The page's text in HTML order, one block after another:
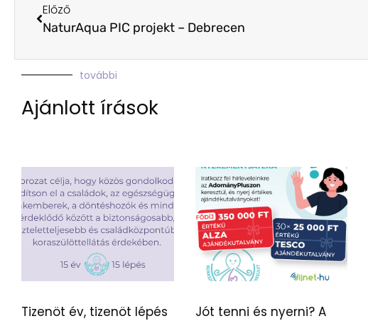
Előző
NaturAqua PIC projekt – Debrecen
további
Ajánlott írások
Tizenöt év, tizenöt lépés
Jót tenni és nyerni? A